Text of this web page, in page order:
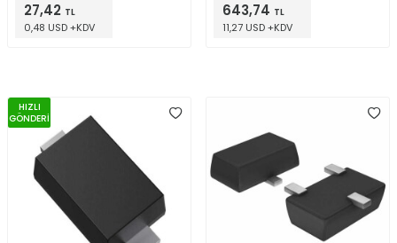
27,42 TL
0,48 USD +KDV
643,74 TL
11,27 USD +KDV
HIZLI
GÖNDERİ